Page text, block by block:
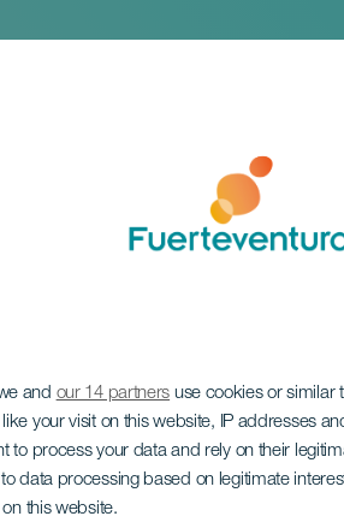
and our 14 partners use cookies or similar
your visit on this website, IP addresses
to process your data and rely on their
data processing based on legitimate
this website.